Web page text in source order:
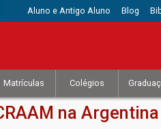
Aluno e Antigo Aluno Blog
Matrículas Colégios
na